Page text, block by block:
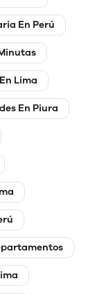
En Perú
Lima
En Piura